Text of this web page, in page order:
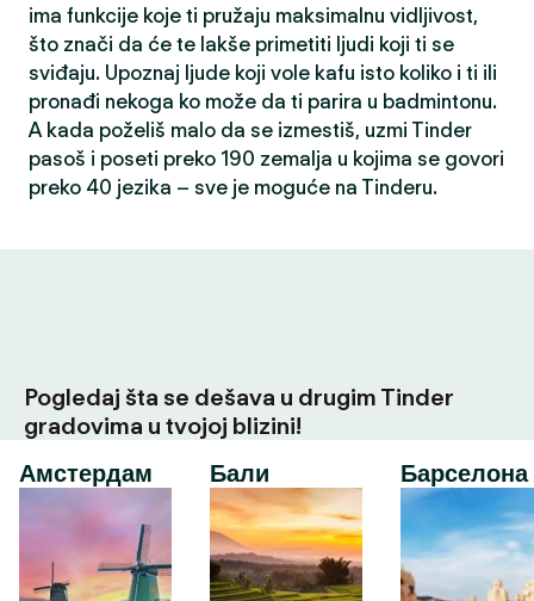
ima funkcije koje ti pružaju maksimalnu vidljivost,
što znači da će te lakše primetiti ljudi koji ti se
sviđaju. Upoznaj ljude koji vole kafu isto koliko i ti ili
pronađi nekoga ko može da ti parira u badmintonu.
A kada poželiš malo da se izmestiš, uzmi Tinder
pasoš i poseti preko 190 zemalja u kojima se govori
preko 40 jezika – sve je moguće na Tinderu.
Pogledaj šta se dešava u drugim Tinder
gradovima u tvojoj blizini!
Амстердам
Бали Барселона